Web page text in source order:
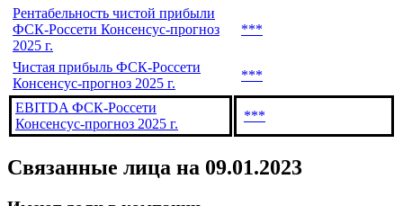
Рентабельность чистой прибыли
ФСК-Россети Консенсус-прогноз
2025 г.
***
Чистая прибыль ФСК-Россети
Консенсус-прогноз 2025 г.
***
EBITDA ФСК-Россети
Консенсус-прогноз 2025 г.
***
Связанные лица на 09.01.2023